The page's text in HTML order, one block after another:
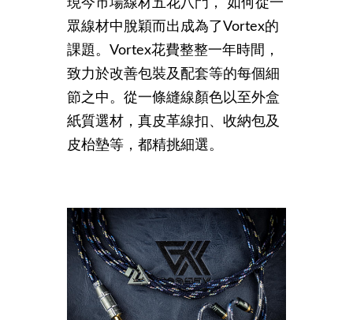
現今市場線材五花八門， 如何從一
眾線材中脫穎而出成為了Vortex的
課題。Vortex花費整整一年時間，
致力於改善包裝及配套等的每個細
節之中。從一條縫線顏色以至外盒
紙質選材，真皮革線扣、收納包及
皮枱墊等，都精挑細選。